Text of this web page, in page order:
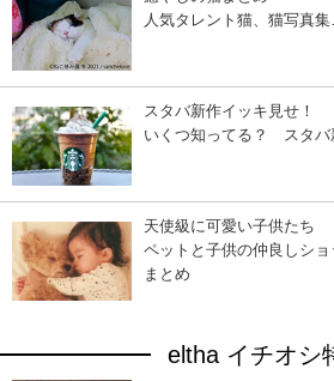
人気タレント猫、猫写真
スタバ新作イッキ見せ！
いくつ知ってる？ スタバ
天使級に可愛い子供たち
ペットと子供の仲良しシ
まとめ
eltha イチオシ